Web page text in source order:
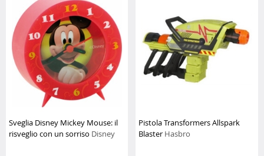
Sveglia Disney Mickey Mouse: il
risveglio con un sorriso Disney
Pistola Transformers Allspark
Blaster Hasbro